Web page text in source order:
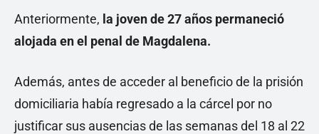
Anteriormente, la joven de 27 años permaneció
alojada en el penal de Magdalena.
Además, antes de acceder al beneficio de la prisión
domiciliaria había regresado a la cárcel por no
justificar sus ausencias de las semanas del 18 al 22